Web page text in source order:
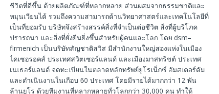
ชีวิตที่ดีขึ้น ด้วยผลิตภัณฑ์ที่หลากหลาย ส่วนผสมจากธรรมชาติและ
หมุนเวียนได้ รวมถึงความสามารถด้านวิทยาศาสตร์และเทคโนโลยีที่
เป็นที่ยอมรับ บริษัทจึงสร้างสรรค์สิ่งที่จำเป็นต่อชีวิต สิ่งที่ผู้บริโภค
ปรารถนา และสิ่งที่ยั่งยืนยิ่งขึ้นสำหรับผู้คนและโลก โดย dsm–
firmenich เป็นบริษัทสัญชาติสวิส มีสำนักงานใหญ่สองแห่งในเมือง
ไคเซอรอคส์ ประเทศสวิตเซอร์แลนด์ และเมืองมาสทริชต์ ประเทศ
เนเธอร์แลนด์ จดทะเบียนในตลาดหลักทรัพย์ยูโรเน็กซ์ อัมสเตอร์ดัม
และดำเนินงานในเกือบ 60 ประเทศ โดยมีรายได้มากกว่า 12 พัน
ล้านยูโร ด้วยทีมงานที่หลากหลายทั่วโลกกว่า 30,000 คน ทำให้